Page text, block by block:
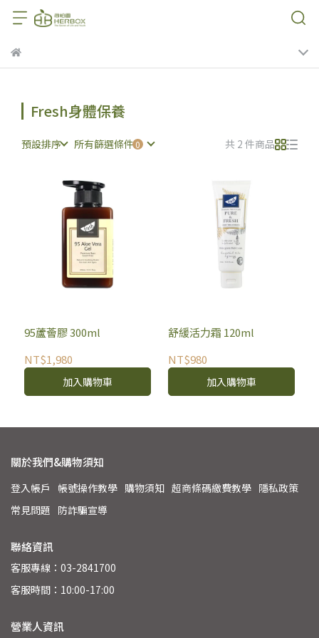
Fresh身體保養
預設排序 所有篩選條件 共 2 件商品
95蘆薈膠 300ml
NT$1,980
加入購物車
舒緩活力霜 120ml
NT$980
加入購物車
關於我們&購物須知
登入帳戶 帳號操作教學 購物須知 超商條碼繳費教學 隱私政策
常見問題 防詐騙宣導
聯絡資訊
客服專線：03-2841700
客服時間：10:00-17:00
營業人資訊